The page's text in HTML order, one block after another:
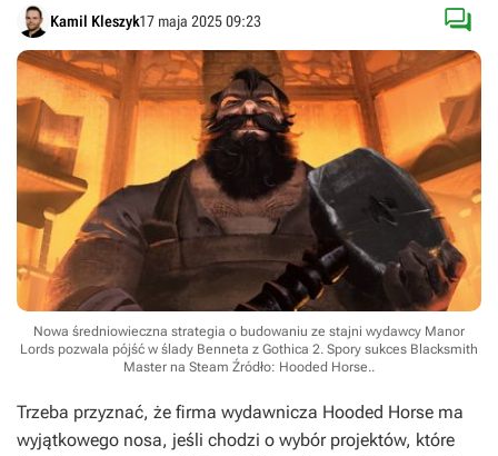
Kamil Kleszyk17 maja 2025 09:23 
Nowa średniowieczna strategia o budowaniu ze stajni wydawcy Manor
Lords pozwala pójść w ślady Benneta z Gothica 2. Spory sukces Blacksmith
Master na Steam Źródło: Hooded Horse..
Trzeba przyznać, że firma wydawnicza Hooded Horse ma
wyjątkowego nosa, jeśli chodzi o wybór projektów, które